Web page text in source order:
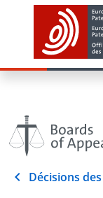
Décisions